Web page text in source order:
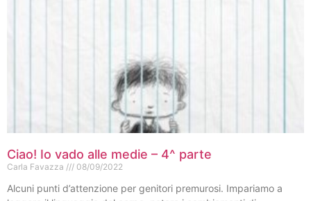
Ciao! Io vado alle medie – 4^ parte
Carla Favazza 08/09/2022
Alcuni punti d’attenzione per genitori premurosi. Impariamo a